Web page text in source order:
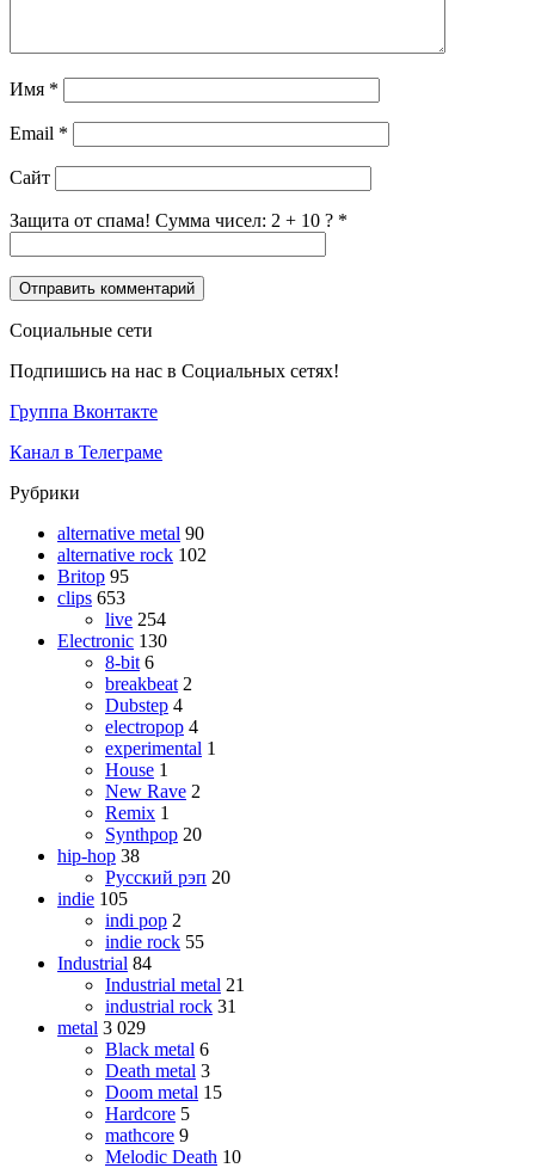
Имя *
Email *
Сайт
Защита от спама! Сумма чисел: 2 + 10 ? *
Социальные сети
Подпишись на нас в Социальных сетях!
Группа Вконтакте
Канал в Телеграме
Рубрики
alternative metal 90
alternative rock 102
Britop 95
clips 653
live 254
Electronic 130
8-bit 6
breakbeat 2
Dubstep 4
electropop 4
experimental 1
House 1
New Rave 2
Remix 1
Synthpop 20
hip-hop 38
Русский рэп 20
indie 105
indi pop 2
indie rock 55
Industrial 84
Industrial metal 21
industrial rock 31
metal 3 029
Black metal 6
Death metal 3
Doom metal 15
Hardcore 5
mathcore 9
Melodic Death 10